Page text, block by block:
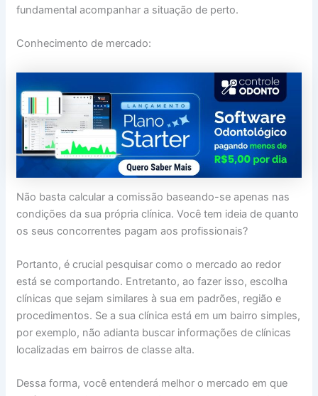
fundamental acompanhar a situação de perto.
Conhecimento de mercado:
Não basta calcular a comissão baseando-se apenas nas
condições da sua própria clínica. Você tem ideia de quanto
os seus concorrentes pagam aos profissionais?
Portanto, é crucial pesquisar como o mercado ao redor
está se comportando. Entretanto, ao fazer isso, escolha
clínicas que sejam similares à sua em padrões, região e
procedimentos. Se a sua clínica está em um bairro simples,
por exemplo, não adianta buscar informações de clínicas
localizadas em bairros de classe alta.
Dessa forma, você entenderá melhor o mercado em que